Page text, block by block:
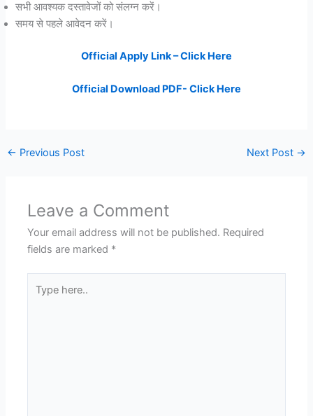
सभी आवश्यक दस्तावेजों को संलग्न करें।
समय से पहले आवेदन करें।
Official Apply Link – Click Here
Official Download PDF- Click Here
← Previous Post Next Post →
Leave a Comment
Your email address will not be published. Required
fields are marked *
here..